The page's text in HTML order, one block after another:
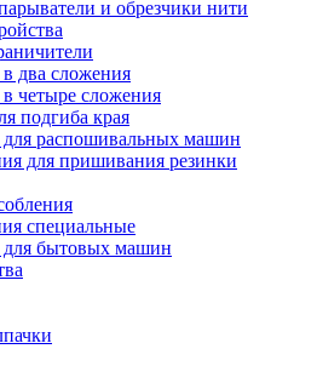
и обрезчики нити
два сложения
четыре сложения
подгиба края
для распошивальных машин
для пришивания резинки
специальные
для бытовых машин